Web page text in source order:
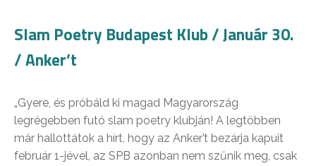
Slam Poetry Budapest Klub / Január 30.
/ Anker’t
„Gyere, és próbáld ki magad Magyarország
legrégebben futó slam poetry klubján! A legtöbben
már hallottátok a hírt, hogy az Anker’t bezárja kapuit
február 1-jével, az SPB azonban nem szűnik meg, csak